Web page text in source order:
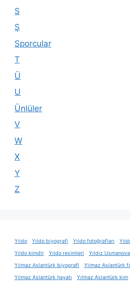
S
Ş
Sporcular
T
Ü
U
Ünlüler
V
W
X
Y
Z
Yıldo Yıldo biyografi Yıldo fotoğrafları
Yıldo kimdir
Yıldo resimleri Yıldız
Yılmaz Aslantürk biyografi
Yılmaz Aslantürk
Yılmaz Aslantürk hayatı
Yılmaz Aslantürk kim